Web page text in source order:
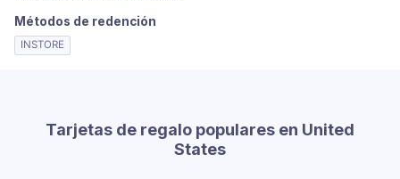
Métodos de redención
INSTORE
Tarjetas de regalo populares en United
States